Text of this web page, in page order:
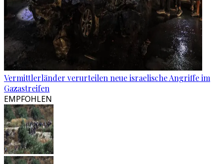
Vermittlerländer verurteilen neue israelische Angriffe im
Gazastreifen
EMPFOHLEN